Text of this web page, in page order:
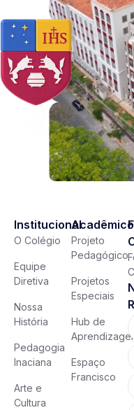
Institucional
O Colégio
Equipe
Diretiva
Nossa
História
Pedagogia
Inaciana
Arte e
Cultura
Acadêmico
Projeto
Pedagógico
Projetos
Especiais
Hub de
Espaço
Francisco